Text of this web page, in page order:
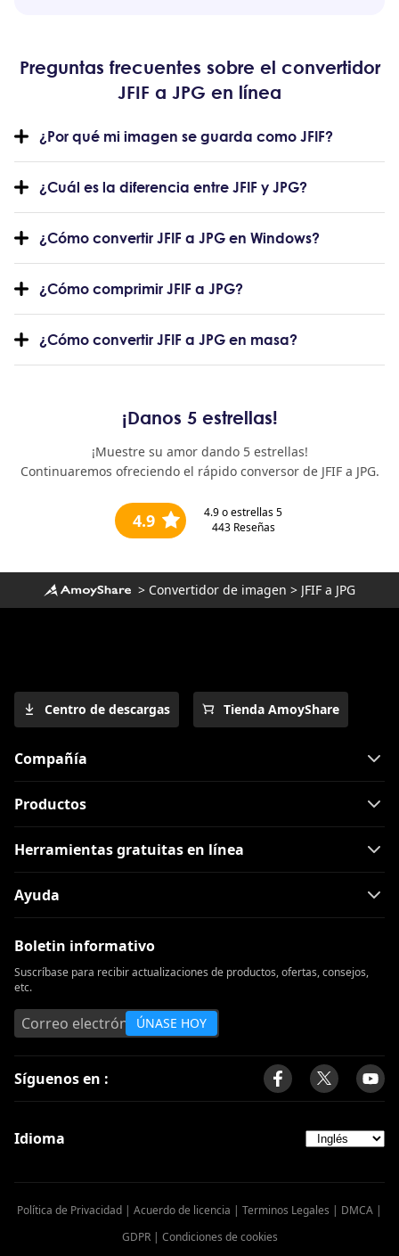
Preguntas frecuentes sobre el convertidor
JFIF a JPG en línea
¿Por qué mi imagen se guarda como JFIF?
¿Cuál es la diferencia entre JFIF y JPG?
¿Cómo convertir JFIF a JPG en Windows?
¿Cómo comprimir JFIF a JPG?
¿Cómo convertir JFIF a JPG en masa?
¡Danos 5 estrellas!
¡Muestre su amor dando 5 estrellas!
Continuaremos ofreciendo el rápido conversor de JFIF a JPG.
4.9 4.9o estrellas 5
443Reseñas
> Convertidor de imagen > JFIF a JPG
Centro de descargas Tienda AmoyShare
Compañía
Productos
Herramientas gratuitas en línea
Ayuda
Boletin informativo
Suscríbase para recibir actualizaciones de productos, ofertas, consejos,
etc.
ÚNASE HOY
Síguenos en :
Idioma
Política de Privacidad | Acuerdo de licencia | Terminos Legales | DMCA |
GDPR| Condiciones de cookies